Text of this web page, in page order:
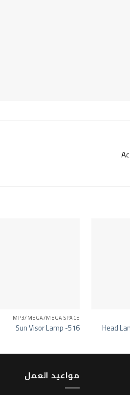
Head
MP3/MEGA/MEGA SPACE
Sun Visor Lamp -516
مواعيد العمل